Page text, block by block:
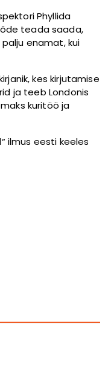
Phyllida
teada saada,
enamat, kui
kes kirjutamise
ja teeb Londonis
kuritöö ja
ilmus eesti keeles